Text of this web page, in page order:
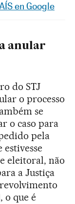
Sociales
en Google
anular
do STJ
o processo
se
o caso para
pela
estivesse
eleitoral, não
a Justiça
o que é